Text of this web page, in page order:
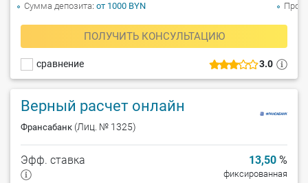
3.0
сравнение
ПОЛУЧИТЬ КОНСУЛЬТАЦИЮ
Сумма депозита от 1000 BYN
Верный расчет онлайн
Франсабанк (Лиц. № 1325)
Эфф. ставка 13,50 %
фиксированная